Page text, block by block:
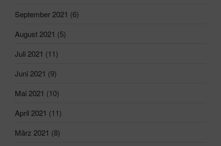
September 2021 (6)
August 2021 (5)
Juli 2021 (11)
Juni 2021 (9)
Mai 2021 (10)
April 2021 (11)
März 2021 (8)